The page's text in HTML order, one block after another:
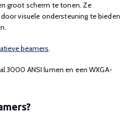
groot scherm te tonen. Ze
visuele ondersteuning te bieden
beamers.
3000 ANSI lumen en een WXGA-